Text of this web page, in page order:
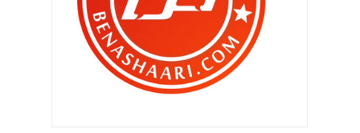
" Sapa ada jual dvd cetak rompak ??
"
" Joomm balik Penang !!! "
"Nak ubat kurus tak , dik ? "